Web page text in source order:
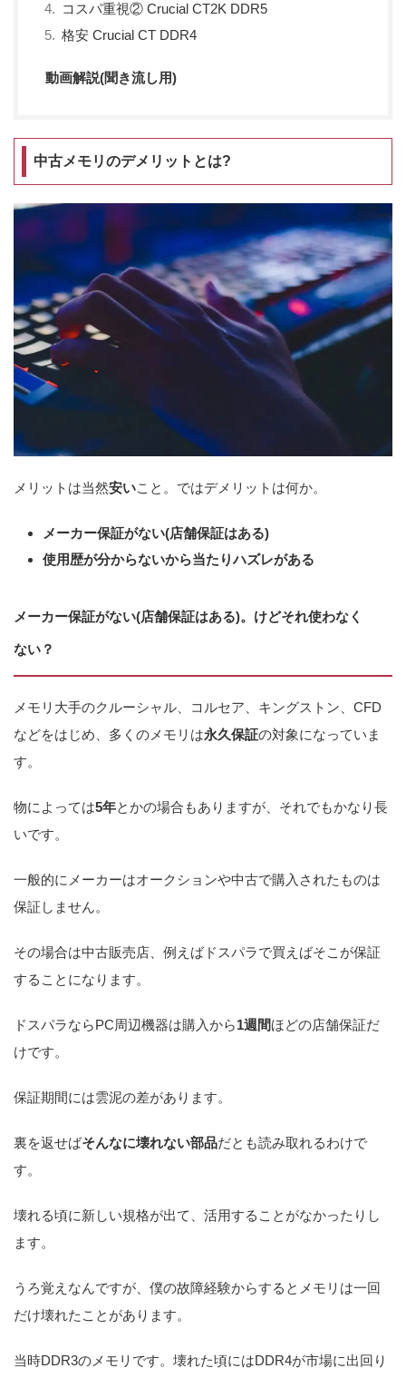
コスパ重視② Crucial CT2K DDR5
格安 Crucial CT DDR4
動画解説(聞き流し用)
中古メモリのデメリットとは?
メリットは当然安いこと。ではデメリットは何か。
メーカー保証がない(店舗保証はある)
使用歴が分からないから当たりハズレがある
メーカー保証がない(店舗保証はある)。けどそれ使わなく
ない？
メモリ大手のクルーシャル、コルセア、キングストン、CFD
などをはじめ、多くのメモリは永久保証の対象になっていま
す。
物によっては5年とかの場合もありますが、それでもかなり長
いです。
一般的にメーカーはオークションや中古で購入されたものは
保証しません。
その場合は中古販売店、例えばドスパラで買えばそこが保証
することになります。
ドスパラならPC周辺機器は購入から1週間ほどの店舗保証だ
けです。
保証期間には雲泥の差があります。
裏を返せばそんなに壊れない部品だとも読み取れるわけで
す。
壊れる頃に新しい規格が出て、活用することがなかったりし
ます。
うろ覚えなんですが、僕の故障経験からするとメモリは一回
だけ壊れたことがあります。
当時DDR3のメモリです。壊れた頃にはDDR4が市場に出回り